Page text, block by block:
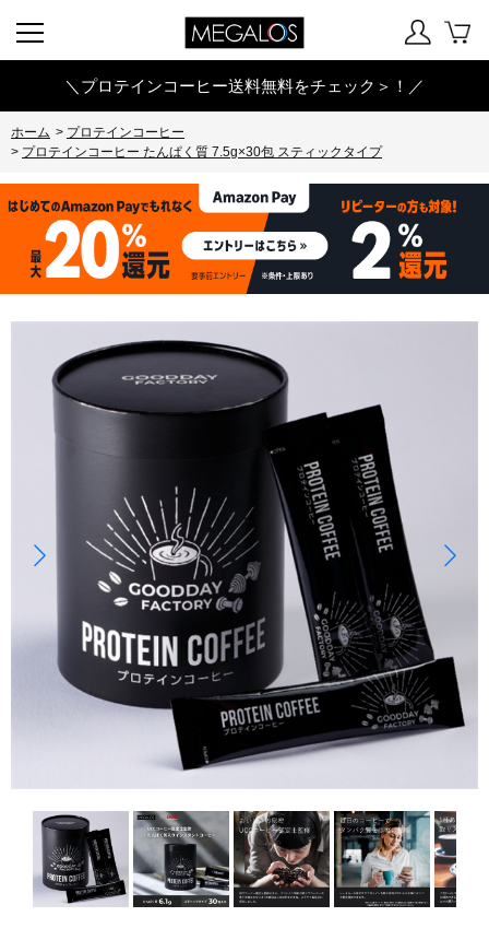
＼プロテインコーヒー送料無料をチェック＞！／
ホーム > プロテインコーヒー
> プロテインコーヒー たんぱく質 7.5g×30包 スティックタイプ